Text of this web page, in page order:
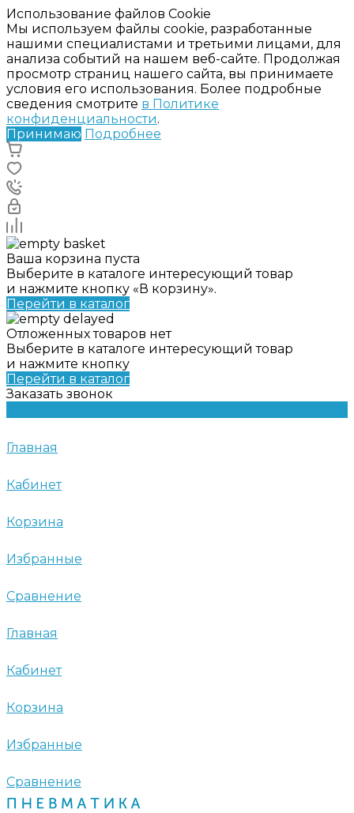
Использование файлов Cookie
Мы используем файлы cookie, разработанные
нашими специалистами и третьими лицами, для
анализа событий на нашем веб-сайте. Продолжая
просмотр страниц нашего сайта, вы принимаете
условия его использования. Более подробные
сведения смотрите в Политике
конфиденциальности.
Принимаю Подробнее
Ваша корзина пуста
Выберите в каталоге интересующий товар
и нажмите кнопку «В корзину».
Перейти в каталог
Отложенных товаров нет
Выберите в каталоге интересующий товар
и нажмите кнопку
Перейти в каталог
Заказать звонок
Главная
Кабинет
Корзина
Избранные
Сравнение
Главная
Кабинет
Корзина
Избранные
Сравнение